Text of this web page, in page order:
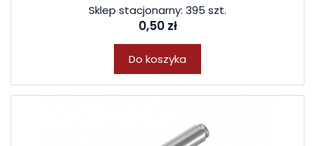
Sklep stacjonarny: 395 szt.
0,50 zł
Do koszyka